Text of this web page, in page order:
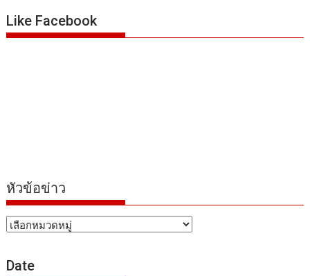
Like Facebook
หัวข้อข่าว
หัวข้อ
Date